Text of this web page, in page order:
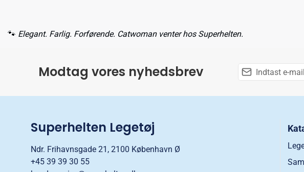
🐾 Elegant. Farlig. Forførende. Catwoman venter hos Superhelten.
Modtag vores nyhedsbrev
Superhelten Legetøj
Ndr. Frihavnsgade 21, 2100 København Ø
+45 39 39 30 55